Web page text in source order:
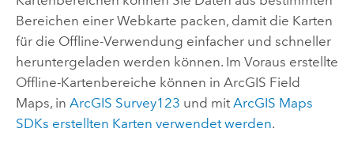
Bereichen einer Webkarte packen, damit die Karten
für die Offline-Verwendung einfacher und schneller
heruntergeladen werden können. Im Voraus erstellte
Offline-Kartenbereiche können in ArcGIS Field
Maps, in ArcGIS Survey123 und mit ArcGIS Maps
SDKs erstellten Karten verwendet werden.